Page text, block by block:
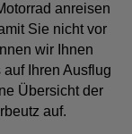
anreisen
Sie nicht vor
wir Ihnen
Ihren Ausflug
Übersicht der
auf.